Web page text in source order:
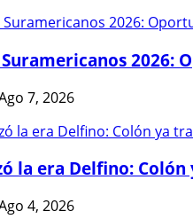
Suramericanos 2026:
7, 2026
la era Delfino:
4, 2026